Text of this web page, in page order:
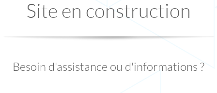
Site en construction
Besoin d'assistance ou d'informations ?